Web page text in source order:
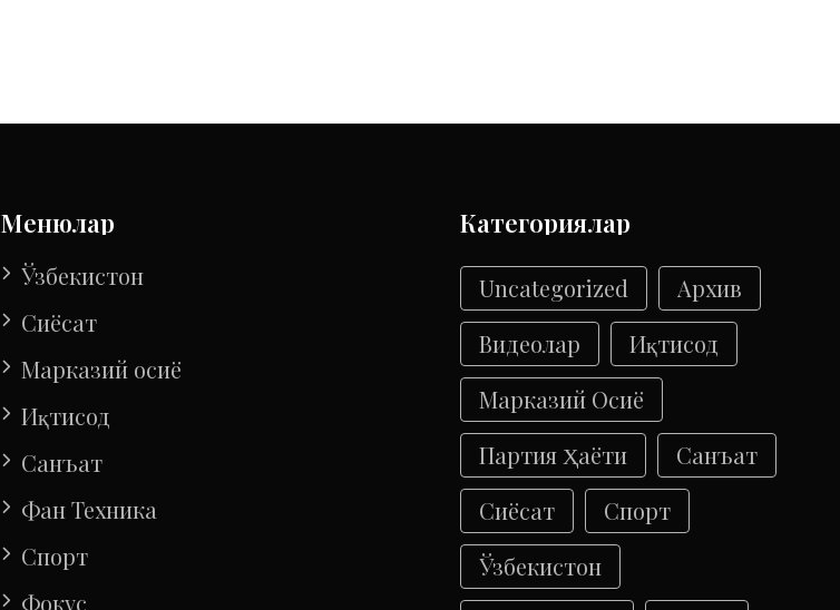
Менюлар
Ўзбекистон
Сиёсат
Марказий осиё
Иқтисод
Санъат
Фан Техника
Спорт
Фокус
Категориялар
Uncategorized
Архив
Видеолар
Иқтисод
Марказий Осиё
Партия Ҳаёти
Санъат
Сиёсат
Спорт
Ўзбекистон